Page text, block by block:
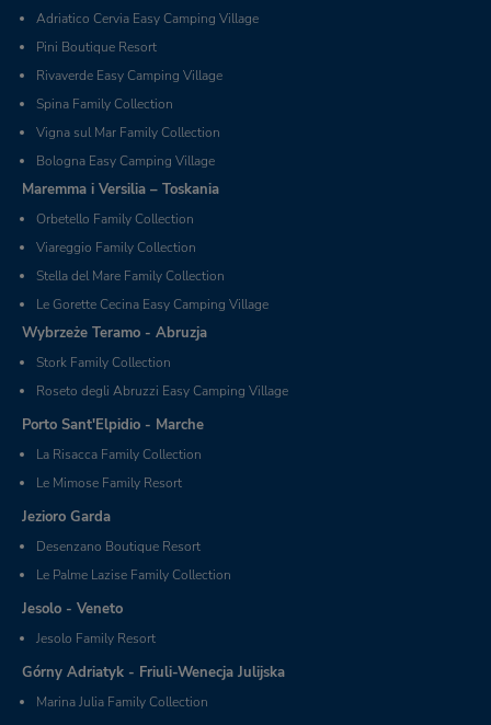
Adriatico Cervia Easy Camping Village
Pini Boutique Resort
Rivaverde Easy Camping Village
Spina Family Collection
Vigna sul Mar Family Collection
Bologna Easy Camping Village
Maremma i Versilia – Toskania
Orbetello Family Collection
Viareggio Family Collection
Stella del Mare Family Collection
Le Gorette Cecina Easy Camping Village
Wybrzeże Teramo - Abruzja
Stork Family Collection
Roseto degli Abruzzi Easy Camping Village
Porto Sant'Elpidio - Marche
La Risacca Family Collection
Le Mimose Family Resort
Jezioro Garda
Desenzano Boutique Resort
Le Palme Lazise Family Collection
Jesolo - Veneto
Jesolo Family Resort
Górny Adriatyk - Friuli-Wenecja Julijska
Marina Julia Family Collection